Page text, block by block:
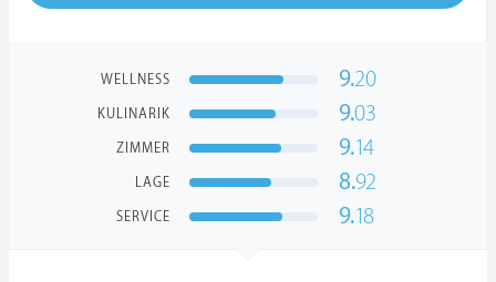
WELLNESS 9.20
KULINARIK 9.03
ZIMMER 9.14
LAGE 8.92
SERVICE 9.18